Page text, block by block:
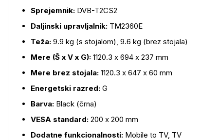
Sprejemnik: DVB-T2CS2
Daljinski upravljalnik: TM2360E
Teža: 9.9 kg (s stojalom), 9.6 kg (brez stojala)
Mere (Š x V x G): 1120.3 x 694 x 237 mm
Mere brez stojala: 1120.3 x 647 x 60 mm
Energetski razred: G
Barva: Black (črna)
VESA standard: 200 x 200 mm
Dodatne funkcionalnosti: Mobile to TV, TV